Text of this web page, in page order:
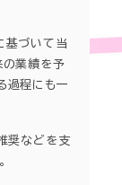
基づいて当
の業績を予
過程にも一
奨などを支